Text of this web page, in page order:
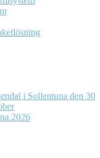
i Sollentuna den 30
2026